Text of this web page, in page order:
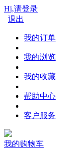
Hi,请登录
退出
我的订单
我的浏览
我的收藏
帮助中心
客户服务
我的购物车